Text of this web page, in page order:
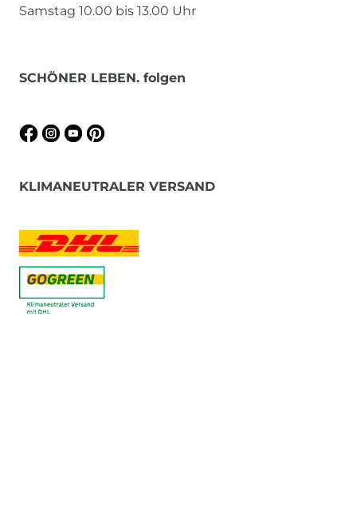
Samstag 10.00 bis 13.00 Uhr
SCHÖNER LEBEN. folgen
KLIMANEUTRALER VERSAND